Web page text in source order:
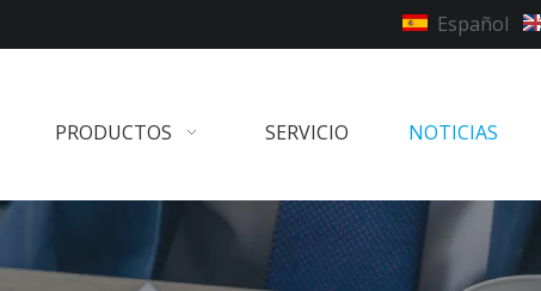
Español
PRODUCTOS SERVICIO NOTICIAS